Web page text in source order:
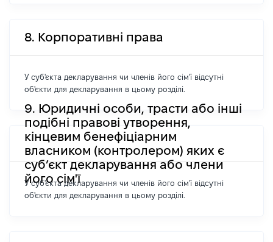
8. Корпоративні права
У суб'єкта декларування чи членів його сім'ї відсутні
об'єкти для декларування в цьому розділі.
9. Юридичні особи, трасти або інші
подібні правові утворення,
кінцевим бенефіціарним
власником (контролером) яких є
суб’єкт декларування або члени
його сім'ї
У суб'єкта декларування чи членів його сім'ї відсутні
об'єкти для декларування в цьому розділі.